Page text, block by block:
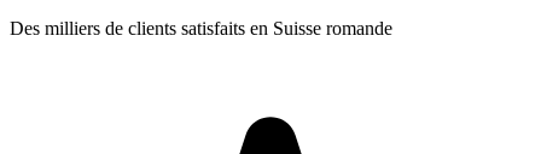
Des milliers de clients satisfaits en Suisse romande